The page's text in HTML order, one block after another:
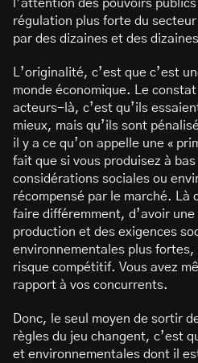
l’attention des pouvoirs
régulation plus forte du
par des dizaines et des
L’originalité, c’est que c’est
monde économique. Le
acteurs-là, c’est qu’ils
mieux, mais qu’ils sont
il y a ce qu’on appelle une «
fait que si vous produisez à
considérations sociales ou
récompensé par le marché.
Là
faire différemment, d’avoir
production et des exigences
environnementales plus fortes,
risque compétitif. Vous avez
rapport à vos concurrents.
Donc, le seul moyen de sortir
règles du jeu changent, c’est
et environnementales dont il